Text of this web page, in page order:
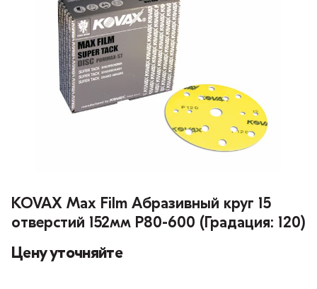
KOVAX Max Film Абразивный круг 15
отверстий 152мм P80-600 (Градация: 120)
Цену уточняйте